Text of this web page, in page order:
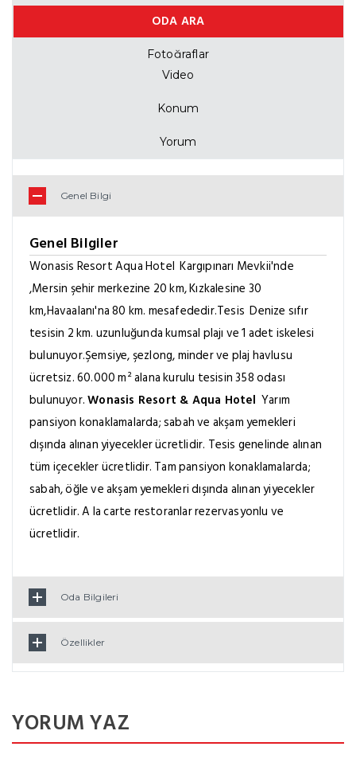
ODA ARA
Fiyat Listesi
Fotoğraflar
Video
Konum
Yorum
Genel Bilgi
Genel Bilgiler
Wonasis Resort Aqua Hotel Kargıpınarı Mevkii'nde
,Mersin şehir merkezine 20 km, Kızkalesine 30
km,Havaalanı'na 80 km. mesafededir.Tesis Denize sıfır
tesisin 2 km. uzunluğunda kumsal plajı ve 1 adet iskelesi
bulunuyor.Şemsiye, şezlong, minder ve plaj havlusu
ücretsiz.60.000 m² alana kurulu tesisin 358 odası
bulunuyor.Wonasis Resort & Aqua Hotel Yarım
pansiyon konaklamalarda; sabah ve akşam yemekleri
dışında alınan yiyecekler ücretlidir. Tesis genelinde alınan
tüm içecekler ücretlidir. Tam pansiyon konaklamalarda;
sabah, öğle ve akşam yemekleri dışında alınan yiyecekler
ücretlidir. A la carte restoranlar rezervasyonlu ve
ücretlidir.
Oda Bilgileri
Özellikler
YORUM YAZ